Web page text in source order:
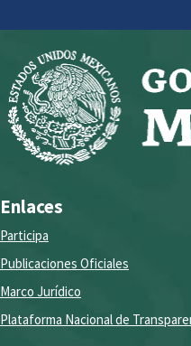
Enlaces
Participa
Publicaciones Oficiales
Marco Jurídico
Plataforma Nacional de